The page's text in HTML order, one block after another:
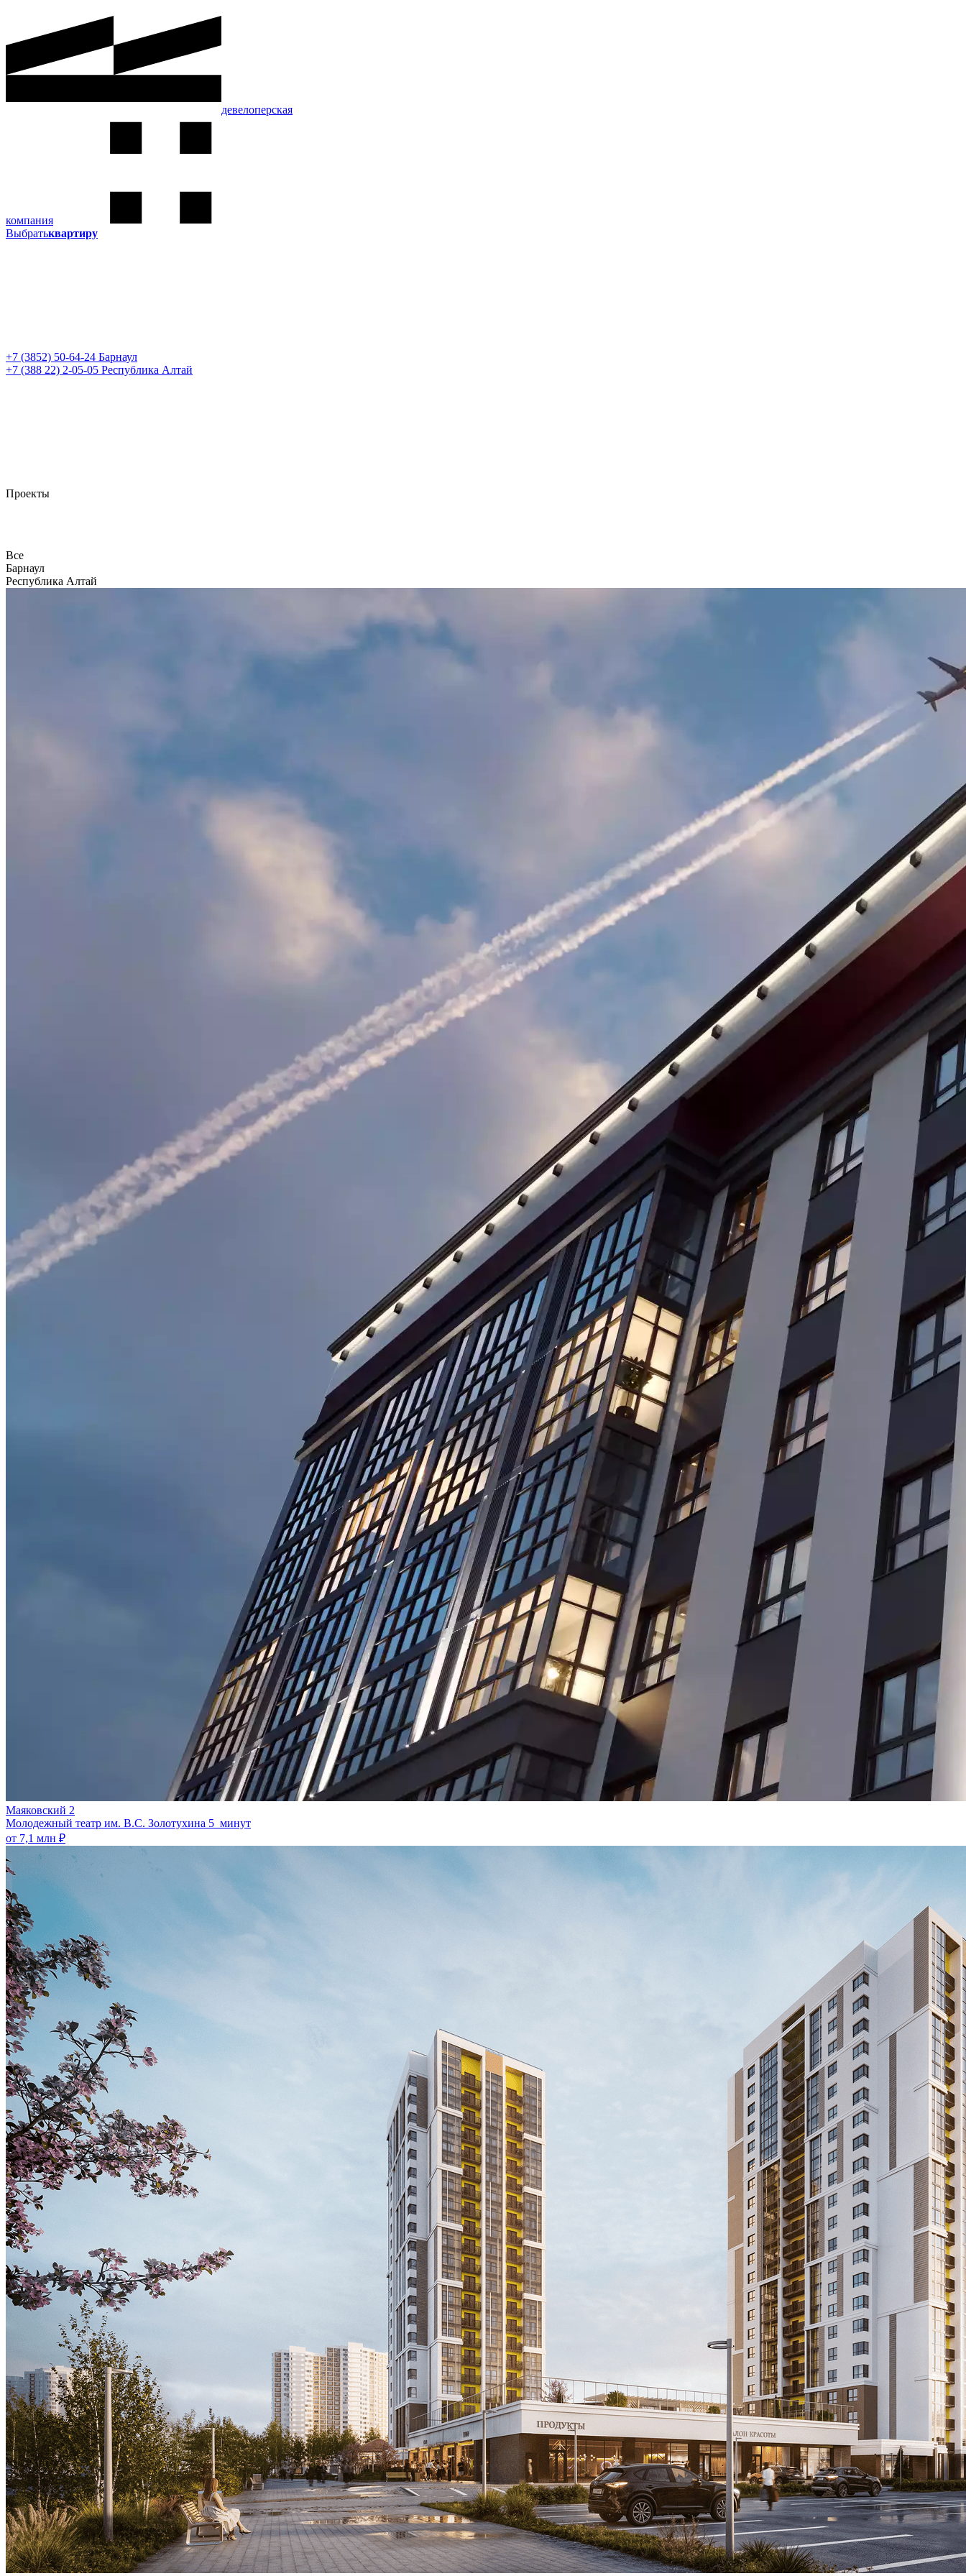
девелоперская
компания
Выбратьквартиру
+7 (3852) 50-64-24 Барнаул
+7 (388 22) 2-05-05 Республика Алтай
Проекты
Все
Барнаул
Республика Алтай
Маяковский 2
Молодежный театр им. В.С. Золотухина 5 минут
от 7,1 млн ₽